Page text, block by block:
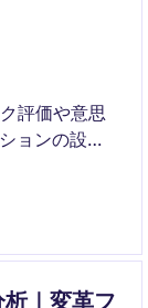
評価や意思
ョンの設
きるポジシ
析｜変革フ